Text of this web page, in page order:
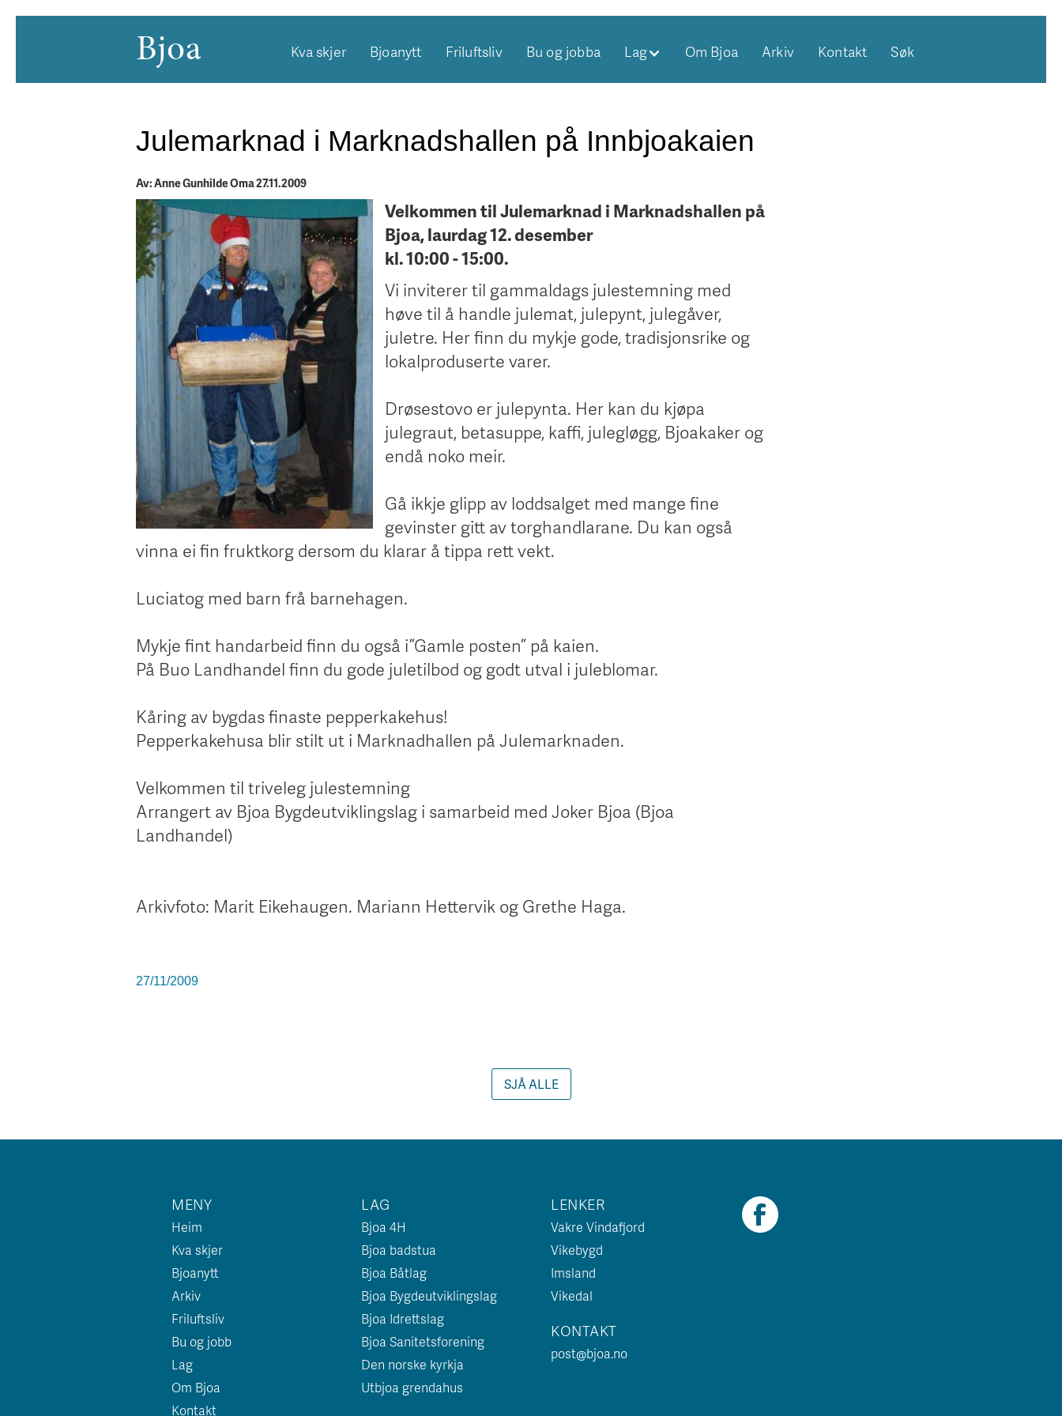
Bjoa Kva skjer Bjoanytt Friluftsliv Bu og jobba Lag Om Bjoa Arkiv Kontakt Søk
Julemarknad i Marknadshallen på Innbjoakaien
Av: Anne Gunhilde Oma 27.11.2009
Velkommen til Julemarknad i Marknadshallen på
Bjoa, laurdag 12. desember
kl. 10:00 - 15:00.
Vi inviterer til gammaldags julestemning med
høve til å handle julemat, julepynt, julegåver,
juletre. Her finn du mykje gode, tradisjonsrike og
lokalproduserte varer.
Drøsestovo er julepynta. Her kan du kjøpa
julegraut, betasuppe, kaffi, julegløgg, Bjoakaker og
endå noko meir.
Gå ikkje glipp av loddsalget med mange fine
gevinster gitt av torghandlarane. Du kan også
vinna ei fin fruktkorg dersom du klarar å tippa rett vekt.
Luciatog med barn frå barnehagen.
Mykje fint handarbeid finn du også i ”Gamle posten” på kaien.
På Buo Landhandel finn du gode juletilbod og godt utval i juleblomar.
Kåring av bygdas finaste pepperkakehus!
Pepperkakehusa blir stilt ut i Marknadhallen på Julemarknaden.
Velkommen til triveleg julestemning
Arrangert av Bjoa Bygdeutviklingslag i samarbeid med Joker Bjoa (Bjoa
Landhandel)
Arkivfoto: Marit Eikehaugen. Mariann Hettervik og Grethe Haga.
27/11/2009
SJÅ ALLE
MENY
Heim
Kva skjer
Bjoanytt
Arkiv
Friluftsliv
Bu og jobb
Lag
Om Bjoa
Kontakt
LAG
Bjoa 4H
Bjoa badstua
Bjoa Båtlag
Bjoa Bygdeutviklingslag
Bjoa Idrettslag
Bjoa Sanitetsforening
Den norske kyrkja
Utbjoa grendahus
LENKER
Vakre Vindafjord
Vikebygd
Imsland
Vikedal
KONTAKT
post@bjoa.no